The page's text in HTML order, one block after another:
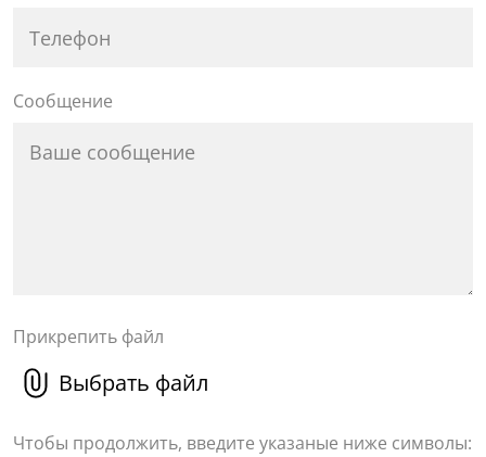
Сообщение
Прикрепить файл
Выбрать файл
Чтобы продолжить, введите указаные ниже символы: